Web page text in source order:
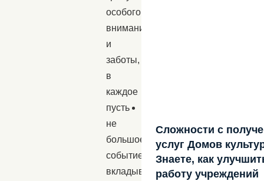
особого
внимания
и
заботы,
в
каждое
пусть
не
большое
событие,
вкладывая
Сложности с
услуг Домов
Знаете, как
работу учреждений